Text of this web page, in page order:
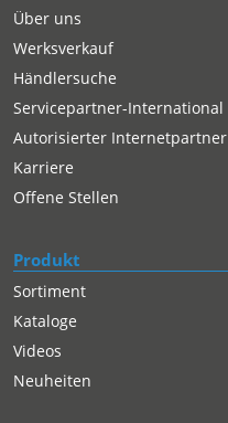
Über uns
Werksverkauf
Händlersuche
Servicepartner-International
Autorisierter Internetpartner
Karriere
Offene Stellen
Produkt
Sortiment
Kataloge
Videos
Neuheiten